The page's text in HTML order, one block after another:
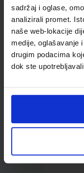
sadržaj i oglase,
analizirali promet.
naše web-lokacije
medije, oglašavanje
drugim podacima
dok ste